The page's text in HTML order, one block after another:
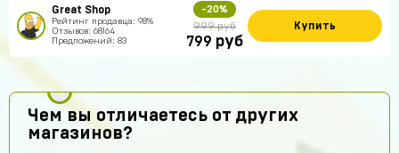
Great Shop
Рейтинг продавца: 98%
Отзывов: 68164
Предложений: 83
-20%
999 руб
799 руб
Купить
Чем вы отличаетесь от других
магазинов?